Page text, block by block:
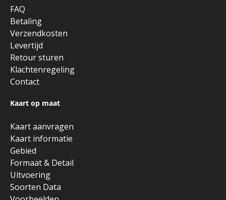
FAQ
Betaling
Verzendkosten
Levertijd
Retour sturen
Klachtenregeling
Contact
Kaart op maat
Kaart aanvragen
Kaart informatie
Gebied
Formaat & Detail
Uitvoering
Soorten Data